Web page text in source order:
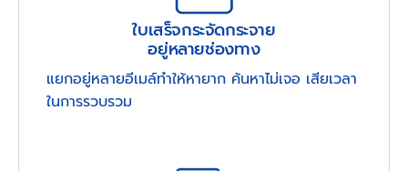
ใบเสร็จกระจัดกระจาย
อยู่หลายช่องทาง
แยกอยู่หลายอีเมล์ทำให้หายาก ค้นหาไม่เจอ เสียเวลา
ในการรวบรวม